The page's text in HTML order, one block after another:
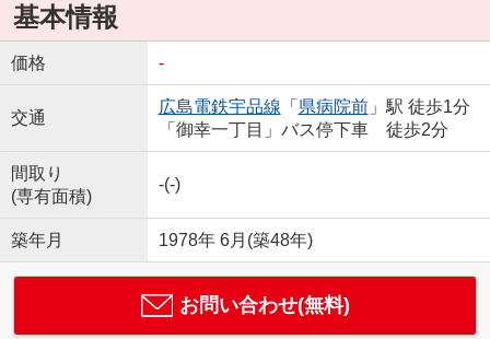
基本情報
価格 -
交通
広島電鉄宇品線 「 県病院前」駅 徒歩1分
「御幸一丁目」バス停下車 徒歩2分
間取り
(専有面積)
-(-)
築年月 1978年 6月(築48年)
お問い合わせ(無料)